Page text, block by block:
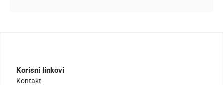
Korisni linkovi
Kontakt